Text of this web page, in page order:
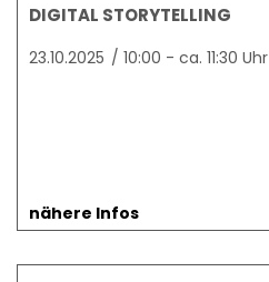
DIGITAL STORYTELLING
23.10.2025 / 10:00 - ca. 11:30 Uhr
nähere Infos